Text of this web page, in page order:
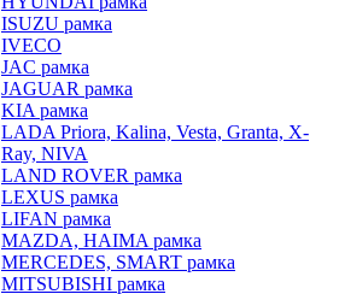
ISUZU рамка
IVECO
JAC рамка
JAGUAR рамка
KIA рамка
LADA Priora, Kalina, Vesta, Granta, X-
Ray, NIVA
LAND ROVER рамка
LEXUS рамка
LIFAN рамка
MAZDA, HAIMA рамка
MERCEDES, SMART рамка
MITSUBISHI рамка